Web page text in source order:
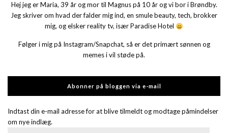
Hej jeg er Maria, 39 år og mor til Magnus på 10 år og vi bor i Brøndby.
Jeg skriver om hvad der falder mig ind, en smule beauty, tech, brokker
mig, og elsker reality tv, især Paradise Hotel
Følger i mig på Instagram/Snapchat, så er det primært sønnen og
memes i vil støde på.
Abonner på bloggen via e-mail
Indtast din e-mail adresse for at blive tilmeldt og modtage påmindelser
om nye indlæg.